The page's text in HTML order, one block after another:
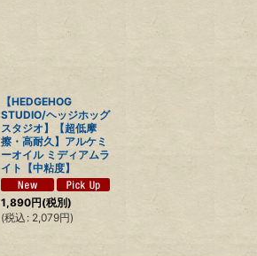
【HEDGEHOG
STUDIO/ヘッジホッグ
スタジオ】【超低摩
擦・高耐久】アルケミ
ーオイル ミディアムラ
イト【中粘度】
1,890円(税別)
(税込 : 2,079円)